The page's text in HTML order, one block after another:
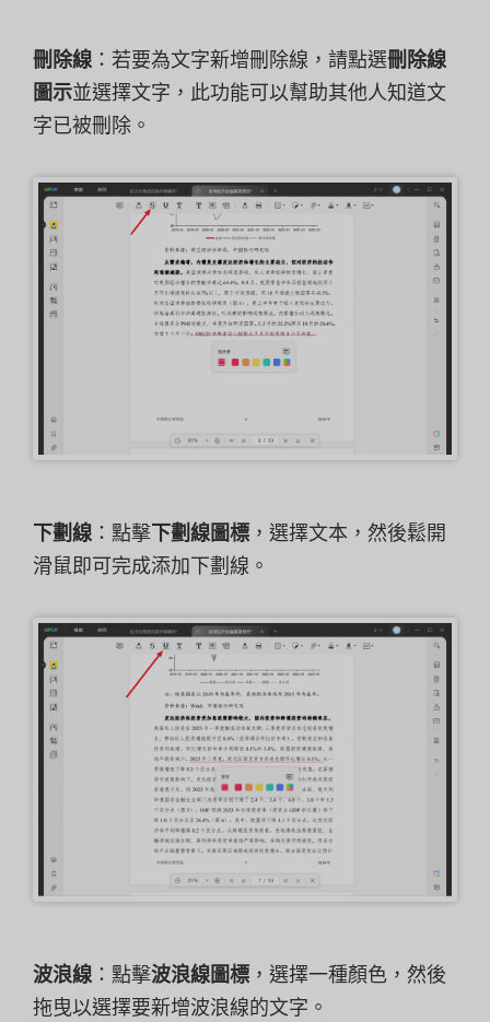
刪除線 ：若要為文字新增刪除線，請點選刪除線
圖示並選擇文字，此功能可以幫助其他人知道文
字已被刪除。
下劃線 ：點擊下劃線圖標 ，選擇文本，然後鬆開
滑鼠即可完成添加下劃線。
波浪線 ：點擊波浪線圖標 ，選擇一種顏色，然後
拖曳以選擇要新增波浪線的文字。